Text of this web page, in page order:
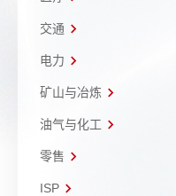
交通
电力
矿山与冶炼
油气与化工
零售
ISP